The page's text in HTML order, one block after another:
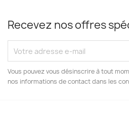
Recevez nos offres
Vous pouvez vous désinscrire à tout
nos informations de contact dans les